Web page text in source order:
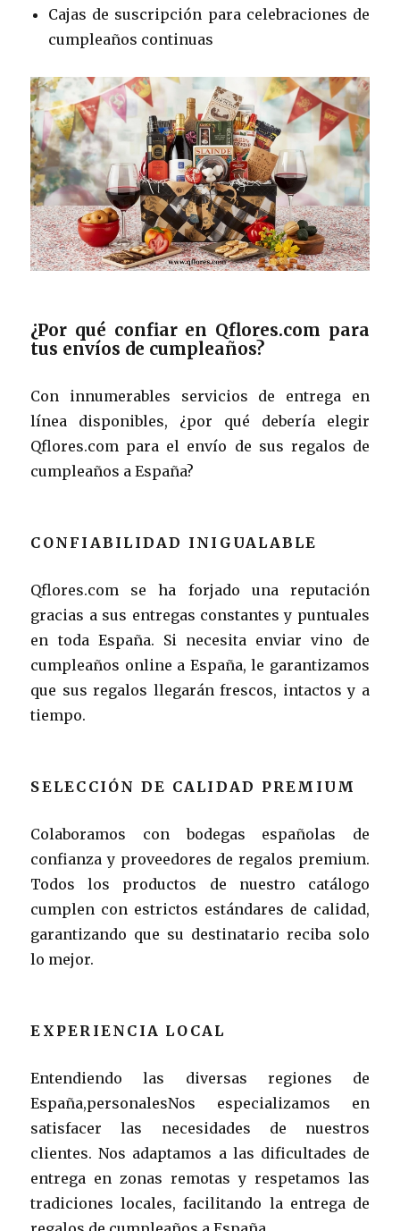
Cajas de suscripción para celebraciones de
cumpleaños continuas
¿Por qué confiar en Qflores.com para
tus envíos de cumpleaños?
Con innumerables servicios de entrega en
línea disponibles, ¿por qué debería elegir
Qflores.com para el envío de sus regalos de
cumpleaños a España?
CONFIABILIDAD INIGUALABLE
Qflores.com se ha forjado una reputación
gracias a sus entregas constantes y puntuales
en toda España. Si necesita enviar vino de
cumpleaños online a España, le garantizamos
que sus regalos llegarán frescos, intactos y a
tiempo.
SELECCIÓN DE CALIDAD PREMIUM
Colaboramos con bodegas españolas de
confianza y proveedores de regalos premium.
Todos los productos de nuestro catálogo
cumplen con estrictos estándares de calidad,
garantizando que su destinatario reciba solo
lo mejor.
EXPERIENCIA LOCAL
Entendiendo las diversas regiones de
España,personalesNos especializamos en
satisfacer las necesidades de nuestros
clientes. Nos adaptamos a las dificultades de
entrega en zonas remotas y respetamos las
tradiciones locales, facilitando la entrega de